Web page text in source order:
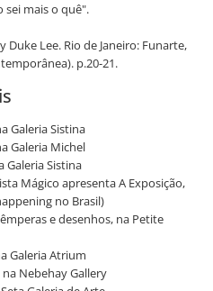
sei mais o quê".
Duke Lee. Rio de Janeiro: Funarte,
p.20-21.
Galeria Sistina
Galeria Michel
Galeria Sistina
Mágico apresenta A Exposição,
no Brasil)
e desenhos, na Petite
Galeria Atrium
Nebehay Gallery